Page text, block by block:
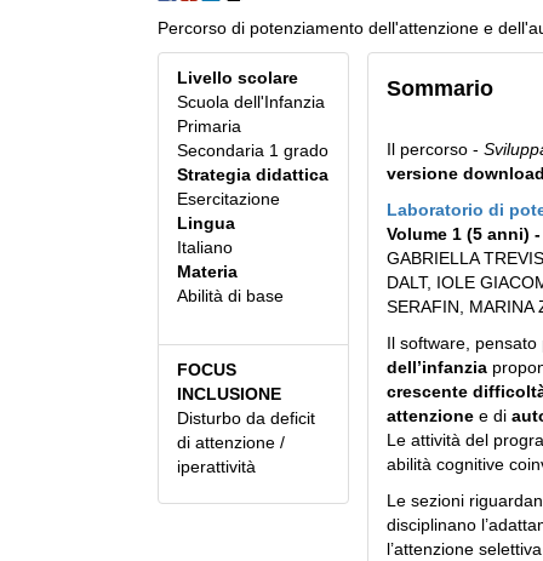
Percorso di potenziamento dell'attenzione e
Livello scolare
Scuola dell'Infanzia
Primaria
Secondaria 1 grado
Strategia didattica
Esercitazione
Lingua
Italiano
Materia
Abilità di base
FOCUS
INCLUSIONE
Disturbo da deficit
di attenzione /
iperattività
Sommario
Il percorso -
versione
Laboratorio di
Volume 1 (5 anni)
GABRIELLA
DALT, IOLE
SERAFIN, MARINA
Il software,
dell’infanzia
crescente
attenzione e di
Le attività del
abilità cognitive
Le sezioni
disciplinano
l’attenzione